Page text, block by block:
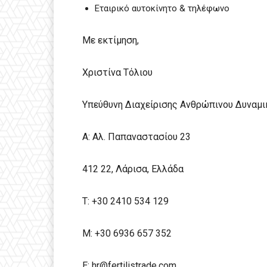
Εταιρικό αυτοκίνητο & τηλέφωνο
Με εκτίμηση,
Χριστίνα Τόλιου
Υπεύθυνη Διαχείρισης Ανθρώπινου
A: Αλ. Παπαναστασίου 23
412 22, Λάρισα, Ελλάδα
T: +30 2410 534 129
Μ: +30 6936 657 352